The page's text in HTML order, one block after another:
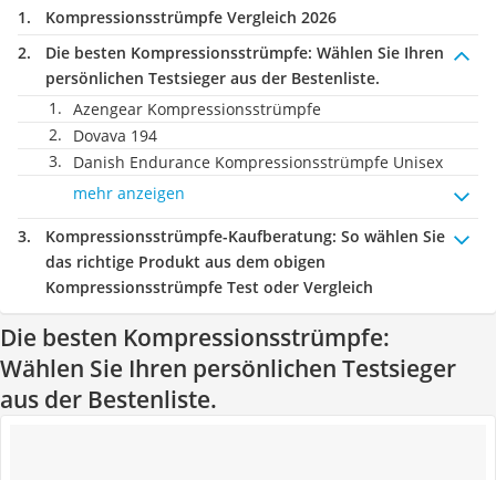
Kompressionsstrümpfe Vergleich 2026
Die besten Kompressionsstrümpfe: Wählen Sie Ihren
persönlichen Testsieger aus der Bestenliste.
Azengear Kompressionsstrümpfe
Dovava 194
Danish Endurance Kompressionsstrümpfe Unisex
mehr anzeigen
Kompressionsstrümpfe-Kaufberatung: So wählen Sie
das richtige Produkt aus dem obigen
Kompressionsstrümpfe Test oder Vergleich
Die besten Kompressionsstrümpfe:
Wählen Sie Ihren persönlichen Testsieger
aus der Bestenliste.